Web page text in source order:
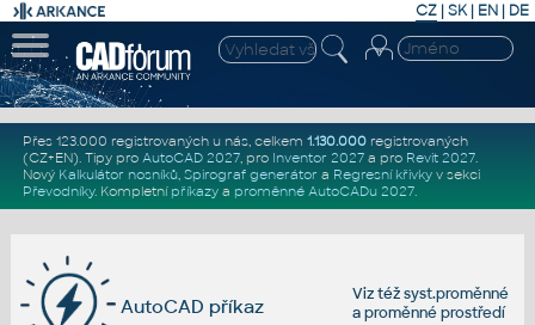
CZ | SK| EN | DE
Přes 123.000 registrovaných u nás, celkem 1.130.000registrovaných
(CZ+EN). Tipy pro AutoCAD 2027, pro Inventor 2027a pro Revit 2027.
Nový Kalkulátor nosníků, Spirograf generátor a Regresní křivkyv sekci
Převodníky. Kompletní příkazya proměnné AutoCADu 2027.
Viz téžsyst.proměnné
aproměnné prostředí
AutoCAD příkaz